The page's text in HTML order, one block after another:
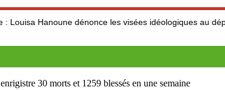
dénonce les visées idéologiques au dépend du secteur
30 morts et 1259 blessés en une semaine